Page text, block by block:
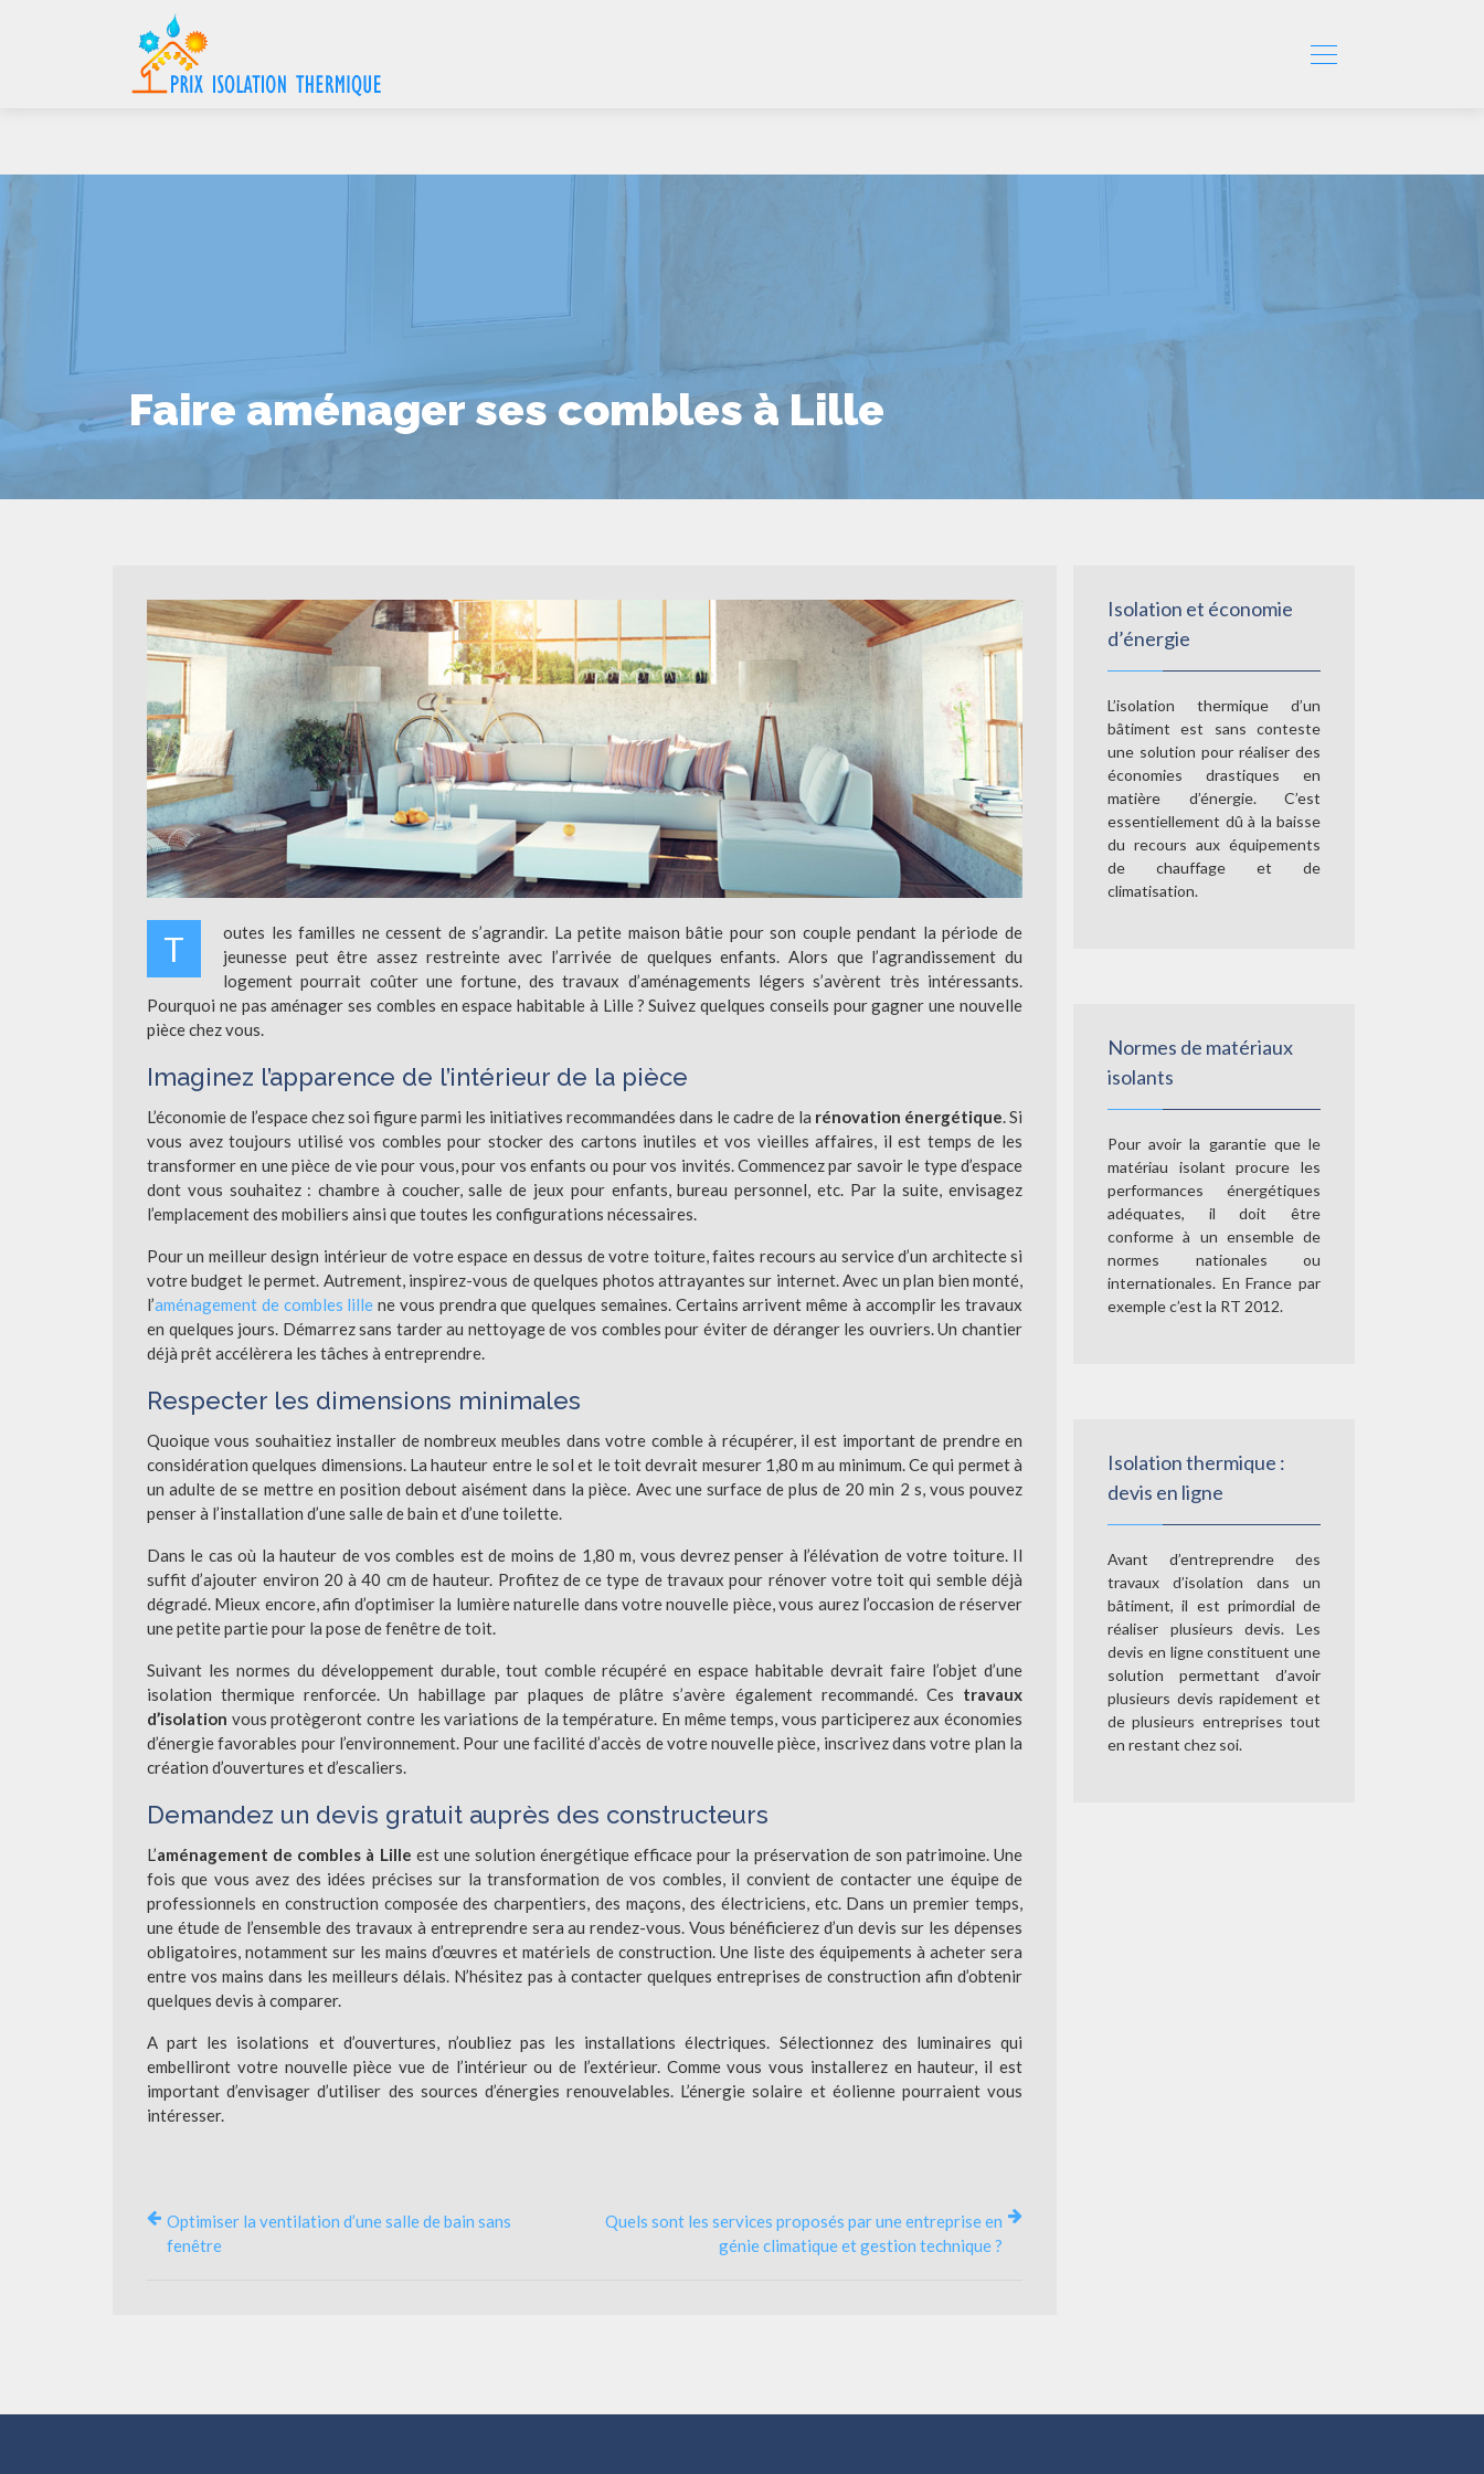
Faire aménager ses combles à Lille
T
outes les familles ne cessent de s’agrandir. La petite maison bâtie pour son couple pendant la période de
jeunesse peut être assez restreinte avec l’arrivée de quelques enfants. Alors que l’agrandissement du
logement pourrait coûter une fortune, des travaux d’aménagements légers s’avèrent très intéressants.
Pourquoi ne pas aménager ses combles en espace habitable à Lille ? Suivez quelques conseils pour gagner une nouvelle
pièce chez vous.
Imaginez l’apparence de l’intérieur de la pièce
L’économie de l’espace chez soi figure parmi les initiatives recommandées dans le cadre de la rénovation énergétique. Si
vous avez toujours utilisé vos combles pour stocker des cartons inutiles et vos vieilles affaires, il est temps de les
transformer en une pièce de vie pour vous, pour vos enfants ou pour vos invités. Commencez par savoir le type d’espace
dont vous souhaitez : chambre à coucher, salle de jeux pour enfants, bureau personnel, etc. Par la suite, envisagez
l’emplacement des mobiliers ainsi que toutes les configurations nécessaires.
Pour un meilleur design intérieur de votre espace en dessus de votre toiture, faites recours au service d’un architecte si
votre budget le permet. Autrement, inspirez-vous de quelques photos attrayantes sur internet. Avec un plan bien monté,
l’aménagement de combles lille ne vous prendra que quelques semaines. Certains arrivent même à accomplir les travaux
en quelques jours. Démarrez sans tarder au nettoyage de vos combles pour éviter de déranger les ouvriers. Un chantier
déjà prêt accélèrera les tâches à entreprendre.
Respecter les dimensions minimales
Quoique vous souhaitiez installer de nombreux meubles dans votre comble à récupérer, il est important de prendre en
considération quelques dimensions. La hauteur entre le sol et le toit devrait mesurer 1,80 m au minimum. Ce qui permet à
un adulte de se mettre en position debout aisément dans la pièce. Avec une surface de plus de 20 min 2 s, vous pouvez
penser à l’installation d’une salle de bain et d’une toilette.
Dans le cas où la hauteur de vos combles est de moins de 1,80 m, vous devrez penser à l’élévation de votre toiture. Il
suffit d’ajouter environ 20 à 40 cm de hauteur. Profitez de ce type de travaux pour rénover votre toit qui semble déjà
dégradé. Mieux encore, afin d’optimiser la lumière naturelle dans votre nouvelle pièce, vous aurez l’occasion de réserver
une petite partie pour la pose de fenêtre de toit.
Suivant les normes du développement durable, tout comble récupéré en espace habitable devrait faire l’objet d’une
isolation thermique renforcée. Un habillage par plaques de plâtre s’avère également recommandé. Ces travaux
d’isolation vous protègeront contre les variations de la température. En même temps, vous participerez aux économies
d’énergie favorables pour l’environnement. Pour une facilité d’accès de votre nouvelle pièce, inscrivez dans votre plan la
création d’ouvertures et d’escaliers.
Demandez un devis gratuit auprès des constructeurs
L’aménagement de combles à Lille est une solution énergétique efficace pour la préservation de son patrimoine. Une
fois que vous avez des idées précises sur la transformation de vos combles, il convient de contacter une équipe de
professionnels en construction composée des charpentiers, des maçons, des électriciens, etc. Dans un premier temps,
une étude de l’ensemble des travaux à entreprendre sera au rendez-vous. Vous bénéficierez d’un devis sur les dépenses
obligatoires, notamment sur les mains d’œuvres et matériels de construction. Une liste des équipements à acheter sera
entre vos mains dans les meilleurs délais. N’hésitez pas à contacter quelques entreprises de construction afin d’obtenir
quelques devis à comparer.
A part les isolations et d’ouvertures, n’oubliez pas les installations électriques. Sélectionnez des luminaires qui
embelliront votre nouvelle pièce vue de l’intérieur ou de l’extérieur. Comme vous vous installerez en hauteur, il est
important d’envisager d’utiliser des sources d’énergies renouvelables. L’énergie solaire et éolienne pourraient vous
intéresser.
Optimiser la ventilation d’une salle de bain sans
fenêtre
Quels sont les services proposés par une entreprise en
génie climatique et gestion technique ?
Isolation et économie
d’énergie
L’isolation thermique d’un
bâtiment est sans conteste
une solution pour réaliser des
économies drastiques en
matière d’énergie. C’est
essentiellement dû à la baisse
du recours aux équipements
de chauffage et de
climatisation.
Normes de matériaux
isolants
Pour avoir la garantie que le
matériau isolant procure les
performances énergétiques
adéquates, il doit être
conforme à un ensemble de
normes nationales ou
internationales. En France par
exemple c’est la RT 2012.
Isolation thermique :
devis en ligne
Avant d’entreprendre des
travaux d’isolation dans un
bâtiment, il est primordial de
réaliser plusieurs devis. Les
devis en ligne constituent une
solution permettant d’avoir
plusieurs devis rapidement et
de plusieurs entreprises tout
en restant chez soi.